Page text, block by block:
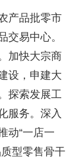
产品批零市
交易中心。
加快大宗商
设，申建大
探索发展工
服务。深入
动“一店一
型零售骨干